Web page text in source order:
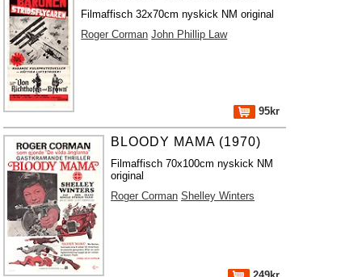
Filmaffisch 32x70cm nyskick NM original
Roger Corman John Phillip Law
95kr
BLOODY MAMA (1970)
Filmaffisch 70x100cm nyskick NM
original
Roger Corman Shelley Winters